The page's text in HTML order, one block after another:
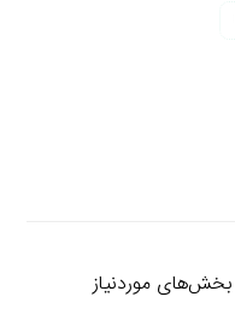
بخش‌های موردنیاز